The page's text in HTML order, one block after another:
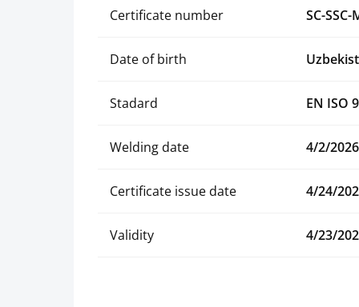
Certificate number SC-
Date of birth
Stadard EN ISO
Welding date 4/2/2026
Certificate issue date 4/24/
Validity 4/23/